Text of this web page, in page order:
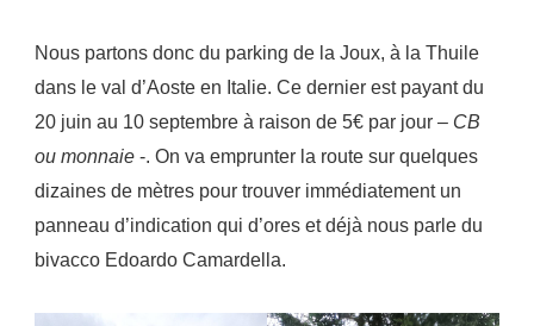
Nous partons donc du parking de la Joux, à la Thuile
dans le val d’Aoste en Italie. Ce dernier est payant du
20 juin au 10 septembre à raison de 5€ par jour – CB
ou monnaie -. On va emprunter la route sur quelques
dizaines de mètres pour trouver immédiatement un
panneau d’indication qui d’ores et déjà nous parle du
bivacco Edoardo Camardella.